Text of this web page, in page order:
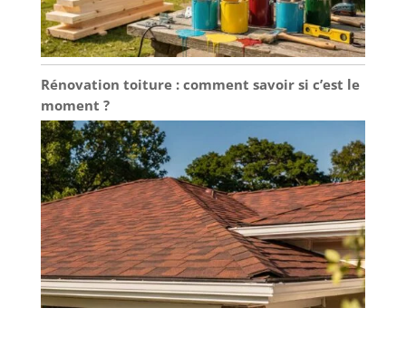
Rénovation toiture : comment savoir si c’est le
moment ?